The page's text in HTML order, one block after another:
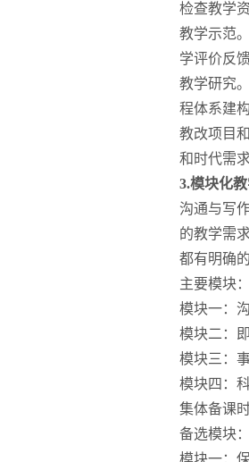
检查教学
教学示范
学评价反
教学研究
程体系建
教改项目
和时代需
3.模块化
沟通与写
的教学需
都有明确
主要模块
模块一：
模块二：
模块三：
模块四：
集体备课
备选模块